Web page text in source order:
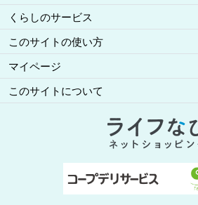
くらしのサービス
このサイトの使い方
マイページ
このサイトについて